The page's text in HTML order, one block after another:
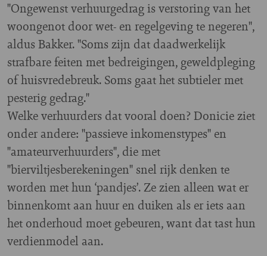
"Ongewenst verhuurgedrag is verstoring van het
woongenot door wet- en regelgeving te negeren",
aldus Bakker. "Soms zijn dat daadwerkelijk
strafbare feiten met bedreigingen, geweldpleging
of huisvredebreuk. Soms gaat het subtieler met
pesterig gedrag."
Welke verhuurders dat vooral doen? Donicie ziet
onder andere: "passieve inkomenstypes" en
"amateurverhuurders", die met
"bierviltjesberekeningen" snel rijk denken te
worden met hun ‘pandjes’. Ze zien alleen wat er
binnenkomt aan huur en duiken als er iets aan
het onderhoud moet gebeuren, want dat tast hun
verdienmodel aan.